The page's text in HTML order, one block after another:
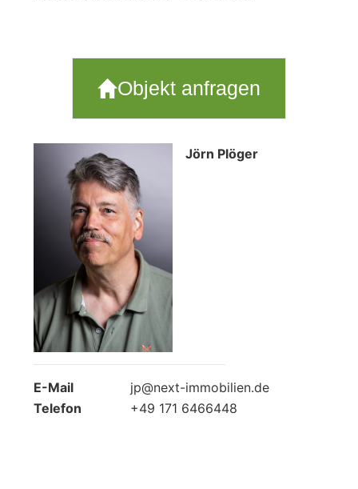
Objekt anfragen
Jörn Plöger
E-Mail
jp@next-immobilien.de
Telefon
+49 171 6466448